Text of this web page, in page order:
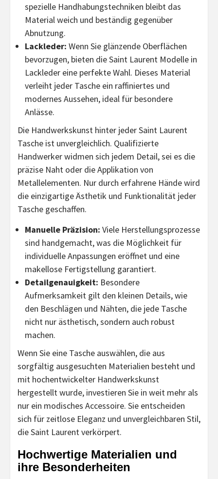
spezielle Handhabungstechniken bleibt das
Material weich und beständig gegenüber
Abnutzung.
Lackleder: Wenn Sie glänzende Oberflächen
bevorzugen, bieten die Saint Laurent Modelle in
Lackleder eine perfekte Wahl. Dieses Material
verleiht jeder Tasche ein raffiniertes und
modernes Aussehen, ideal für besondere
Anlässe.
Die Handwerkskunst hinter jeder Saint Laurent
Tasche ist unvergleichlich. Qualifizierte
Handwerker widmen sich jedem Detail, sei es die
präzise Naht oder die Applikation von
Metallelementen. Nur durch erfahrene Hände wird
die einzigartige Ästhetik und Funktionalität jeder
Tasche geschaffen.
Manuelle Präzision: Viele Herstellungsprozesse
sind handgemacht, was die Möglichkeit für
individuelle Anpassungen eröffnet und eine
makellose Fertigstellung garantiert.
Detailgenauigkeit: Besondere
Aufmerksamkeit gilt den kleinen Details, wie
den Beschlägen und Nähten, die jede Tasche
nicht nur ästhetisch, sondern auch robust
machen.
Wenn Sie eine Tasche auswählen, die aus
sorgfältig ausgesuchten Materialien besteht und
mit hochentwickelter Handwerkskunst
hergestellt wurde, investieren Sie in weit mehr als
nur ein modisches Accessoire. Sie entscheiden
sich für zeitlose Eleganz und unvergleichbaren Stil,
die Saint Laurent verkörpert.
Hochwertige Materialien und
ihre Besonderheiten